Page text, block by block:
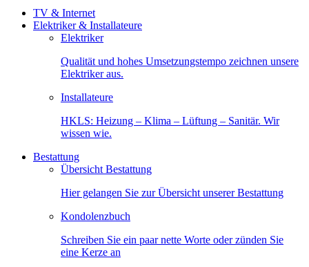
TV & Internet
Elektriker & Installateure
Elektriker
Qualität und hohes Umsetzungstempo zeichnen unsere
Elektriker aus.
Installateure
HKLS: Heizung – Klima – Lüftung – Sanitär. Wir
wissen wie.
Bestattung
Übersicht Bestattung
Hier gelangen Sie zur Übersicht unserer Bestattung
Kondolenzbuch
Schreiben Sie ein paar nette Worte oder zünden Sie
eine Kerze an